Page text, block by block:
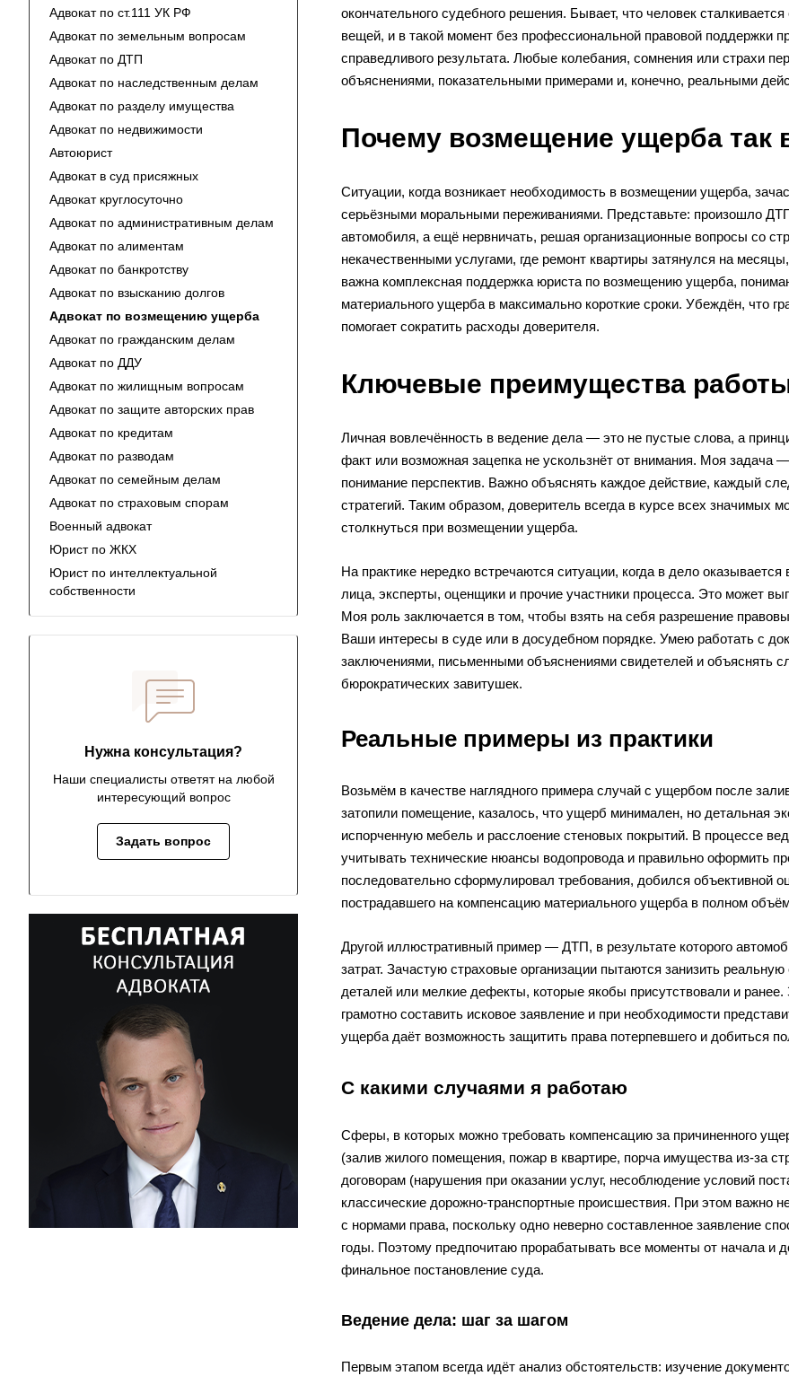
окончательного судебного решения. Бывает, что человек
вещей, и в такой момент без профессиональной правовой поддержки
справедливого результата. Любые колебания, сомнения или страхи
объяснениями, показательными примерами и, конечно, реальными
Почему возмещение ущерба так
Ситуации, когда возникает необходимость в возмещении ущерба,
серьёзными моральными переживаниями. Представьте: произошло
автомобиля, а ещё нервничать, решая организационные вопросы со
некачественными услугами, где ремонт квартиры затянулся на
важна комплексная поддержка юриста по возмещению ущерба,
материального ущерба в максимально короткие сроки. Убеждён, что
помогает сократить расходы доверителя.
Ключевые преимущества
Личная вовлечённость в ведение дела — это не пустые слова, а
факт или возможная зацепка не ускользнёт от внимания. Моя задача
понимание перспектив. Важно объяснять каждое действие, каждый
стратегий. Таким образом, доверитель всегда в курсе всех
столкнуться при возмещении ущерба.
На практике нередко встречаются ситуации, когда в дело
лица, эксперты, оценщики и прочие участники процесса. Это может
Моя роль заключается в том, чтобы взять на себя разрешение
Ваши интересы в суде или в досудебном порядке. Умею работать с
заключениями, письменными объяснениями свидетелей и объяснять
бюрократических завитушек.
Реальные примеры из практики
Возьмём в качестве наглядного примера случай с ущербом после
затопили помещение, казалось, что ущерб минимален, но детальная
испорченную мебель и расслоение стеновых покрытий. В процессе
учитывать технические нюансы водопровода и правильно оформить
последовательно сформулировал требования, добился объективной
пострадавшего на компенсацию материального ущерба в полном
Другой иллюстративный пример — ДТП, в результате которого
затрат. Зачастую страховые организации пытаются занизить
деталей или мелкие дефекты, которые якобы присутствовали и
грамотно составить исковое заявление и при необходимости
ущерба даёт возможность защитить права потерпевшего и добиться
С какими случаями я работаю
Сферы, в которых можно требовать компенсацию за причиненного
(залив жилого помещения, пожар в квартире, порча имущества из-за
договорам (нарушения при оказании услуг, несоблюдение условий
классические дорожно-транспортные происшествия. При этом важно
с нормами права, поскольку одно неверно составленное заявление
годы. Поэтому предпочитаю прорабатывать все моменты от начала и
финальное постановление суда.
Ведение дела: шаг за шагом
Первым этапом всегда идёт анализ обстоятельств: изучение
Адвокат по ст.111 УК РФ
Адвокат по земельным вопросам
Адвокат по ДТП
Адвокат по наследственным делам
Адвокат по разделу имущества
Адвокат по недвижимости
Автоюрист
Адвокат в суд присяжных
Адвокат круглосуточно
Адвокат по административным делам
Адвокат по алиментам
Адвокат по банкротству
Адвокат по взысканию долгов
Адвокат по возмещению ущерба
Адвокат по гражданским делам
Адвокат по ДДУ
Адвокат по жилищным вопросам
Адвокат по защите авторских прав
Адвокат по кредитам
Адвокат по разводам
Адвокат по семейным делам
Адвокат по страховым спорам
Военный адвокат
Юрист по ЖКХ
Юрист по интеллектуальной
собственности
Нужна консультация?
Наши специалисты ответят на любой
интересующий вопрос
Задать вопрос